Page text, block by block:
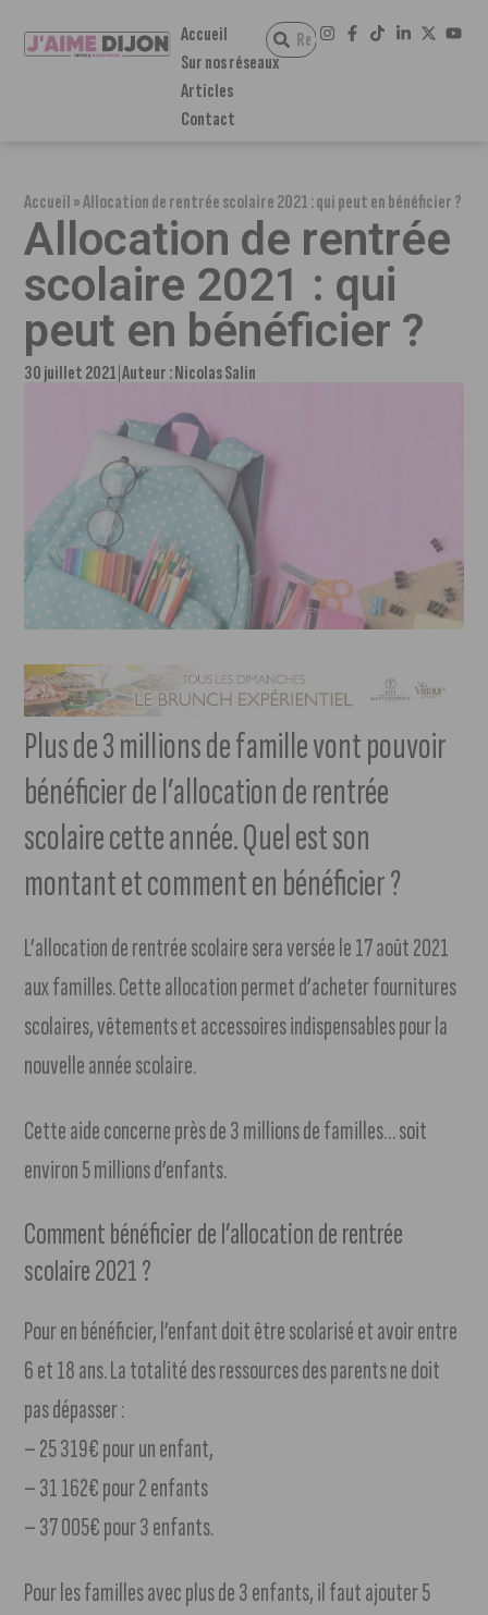
Accueil
Sur nos réseaux
Articles
Contact
Accueil»Allocation de rentrée scolaire 2021 : qui peut en bénéficier ?
Allocation de rentrée
scolaire 2021 : qui
peut en bénéficier ?
30 juillet 2021 Auteur :Nicolas Salin
Plus de 3 millions de famille vont pouvoir
bénéficier de l’allocation de rentrée
scolaire cette année. Quel est son
montant et comment en bénéficier ?
L’allocation de rentrée scolaire sera versée le 17 août 2021
aux familles. Cette allocation permet d’acheter fournitures
scolaires, vêtements et accessoires indispensables pour la
nouvelle année scolaire.
Cette aide concerne près de 3 millions de familles… soit
environ 5 millions d’enfants.
Comment bénéficier de l’allocation de rentrée
scolaire 2021 ?
Pour en bénéficier, l’enfant doit être scolarisé et avoir entre
6 et 18 ans. La totalité des ressources des parents ne doit
pas dépasser :
– 25 319€ pour un enfant,
– 31 162€ pour 2 enfants
– 37 005€ pour 3 enfants.
Pour les familles avec plus de 3 enfants, il faut ajouter 5